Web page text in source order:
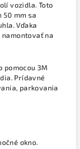
vozidla. Toto
mm sa
Vďaka
na
pomocou 3M
Prídavné
parkovania
okno.